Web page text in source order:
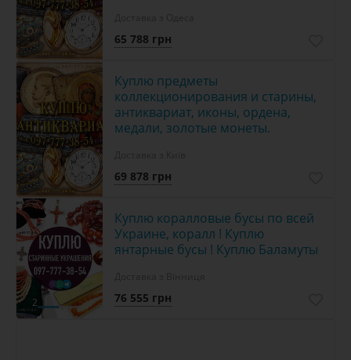
65 788 грн
Куплю предметы
коллекционирования и старины,
антиквариат, иконы, ордена,
медали, золотые монеты.
69 878 грн
2
Куплю коралловые бусы по всей
Украине, коралл ! Куплю
янтарные бусы ! Куплю Баламуты
76 555 грн